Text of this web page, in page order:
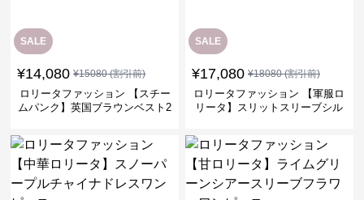
SALE
¥14,080 ¥15080(割引前)
ロリータファッション 【スチー
ムパンク】英国ブラウンベスト2
SALE
¥17,080 ¥18080(割引前)
ロリータファッション 【軍服ロ
リータ】スリットスリーブシル